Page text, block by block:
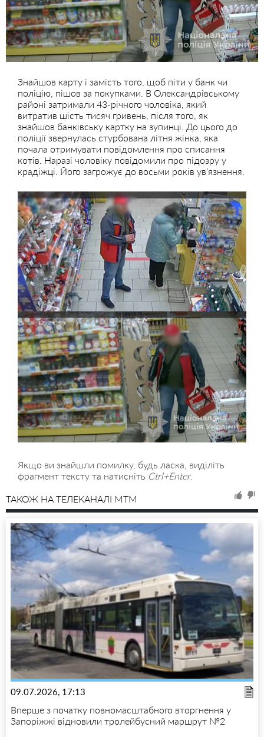
Знайшов карту і замість того, щоб піти у банк чи
поліцію, пішов за покупками. В Олександрівському
районі затримали 43-річного чоловіка, який
витратив шість тисяч гривень, після того, як
знайшов банківську картку на зупинці. До цього до
поліції звернулась стурбована літня жінка, яка
почала отримувати повідомлення про списання
котів. Наразі чоловіку повідомили про підозру у
крадіжці. Його загрожує до восьми років ув’язнення.
Якщо ви знайшли помилку, будь ласка, виділіть
фрагмент тексту та натисніть Ctrl+Enter.
ТАКОЖ НА ТЕЛЕКАНАЛІ MTM
09.07.2026, 17:13
Вперше з початку повномасштабного вторгнення у
Запоріжжі відновили тролейбусний маршрут №2